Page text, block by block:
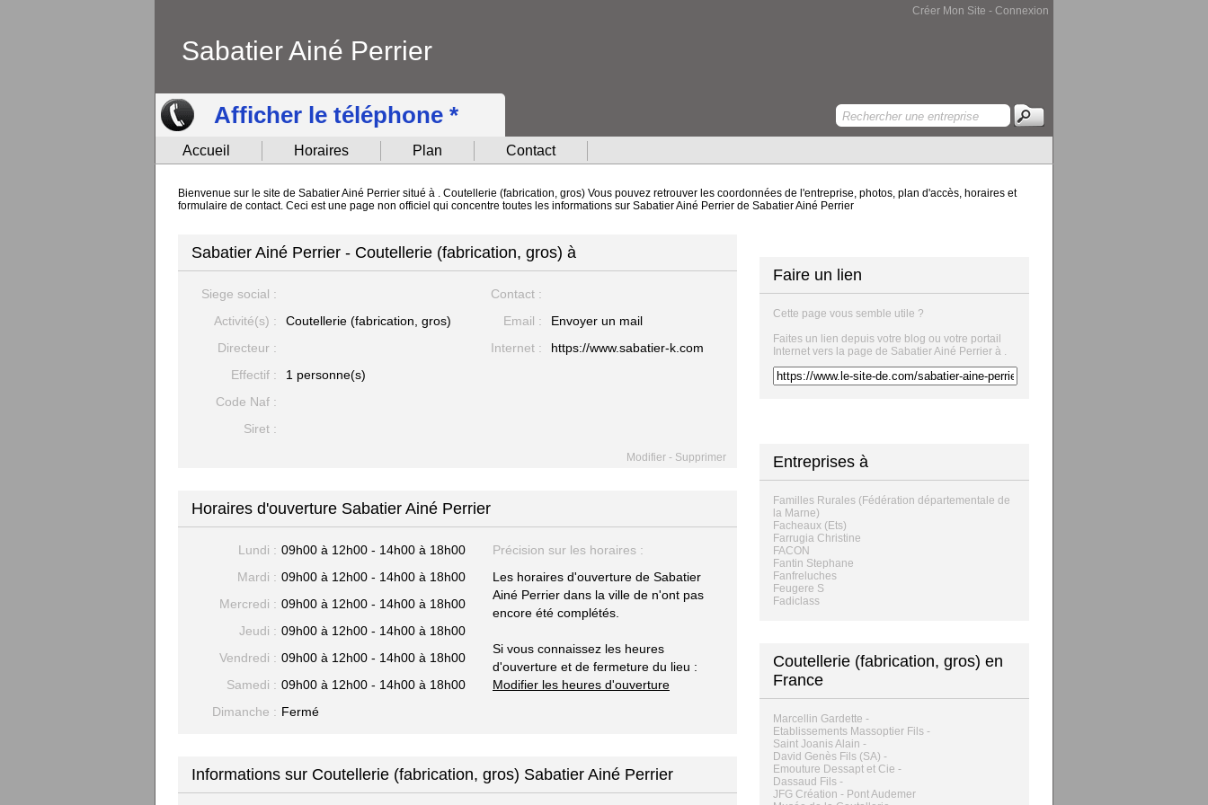
Créer Mon Site - Connexion
Sabatier Ainé Perrier
Afficher le téléphone *
Accueil Horaires Plan Contact
Bienvenue sur le site de Sabatier Ainé Perrier situé à . Coutellerie (fabrication, gros) Vous pouvez retrouver les coordonnées de l'entreprise, photos, plan d'accès, horaires et
formulaire de contact. Ceci est une page non officiel qui concentre toutes les informations sur Sabatier Ainé Perrier de Sabatier Ainé Perrier
Sabatier Ainé Perrier - Coutellerie (fabrication, gros) à
Siege social :
Activité(s) :
Coutellerie (fabrication, gros)
Directeur :
Effectif :
1 personne(s)
Code Naf :
Siret :
Contact :
Email :
Envoyer un mail
Internet :
https://www.sabatier-k.com
Modifier - Supprimer
Horaires d'ouverture Sabatier Ainé Perrier
Lundi : 09h00 à 12h00 - 14h00 à 18h00
Mardi : 09h00 à 12h00 - 14h00 à 18h00
Mercredi : 09h00 à 12h00 - 14h00 à 18h00
Jeudi : 09h00 à 12h00 - 14h00 à 18h00
Vendredi : 09h00 à 12h00 - 14h00 à 18h00
Samedi : 09h00 à 12h00 - 14h00 à 18h00
Dimanche : Fermé
Précision sur les horaires :
Les horaires d'ouverture de Sabatier
Ainé Perrier dans la ville de n'ont pas
encore été complétés.
Si vous connaissez les heures
d'ouverture et de fermeture du lieu :
Modifier les heures d'ouverture
Informations sur Coutellerie (fabrication, gros) Sabatier Ainé Perrier
Faire un lien
Cette page vous semble utile ?
Faites un lien depuis votre blog ou votre portail
Internet vers la page de Sabatier Ainé Perrier à .
Entreprises à
Familles Rurales (Fédération départementale de
la Marne)
Facheaux (Ets)
Farrugia Christine
FACON
Fantin Stephane
Fanfreluches
Feugere S
Fadiclass
Coutellerie (fabrication, gros) en
France
Marcellin Gardette -
Etablissements Massoptier Fils -
Saint Joanis Alain -
David Genès Fils (SA) -
Emouture Dessapt et Cie -
Dassaud Fils -
JFG Création - Pont Audemer